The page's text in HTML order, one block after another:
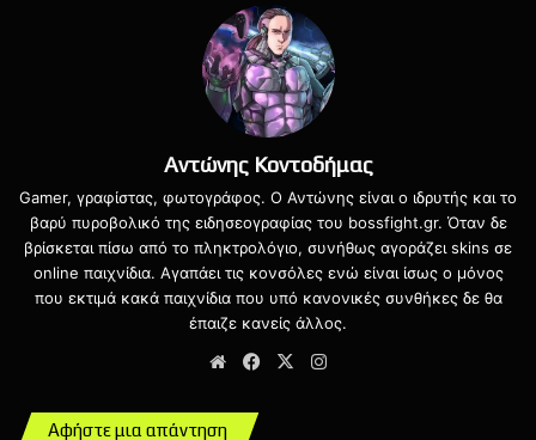
free items Halo Microsoft PC
Xbox Xbox One Xbox Series
Αντώνης Κοντοδήμας
Gamer, γραφίστας, φωτογράφος. Ο Αντώνης είναι ο ιδρυτής και το
βαρύ πυροβολικό της ειδησεογραφίας του bossfight.gr. Όταν δε
βρίσκεται πίσω από το πληκτρολόγιο, συνήθως αγοράζει skins σε
online παιχνίδια. Αγαπάει τις κονσόλες ενώ είναι ίσως ο μόνος
που εκτιμά κακά παιχνίδια που υπό κανονικές συνθήκες δε θα
έπαιζε κανείς άλλος.
WebsiteFacebook
X
Αφήστε μια απάντηση